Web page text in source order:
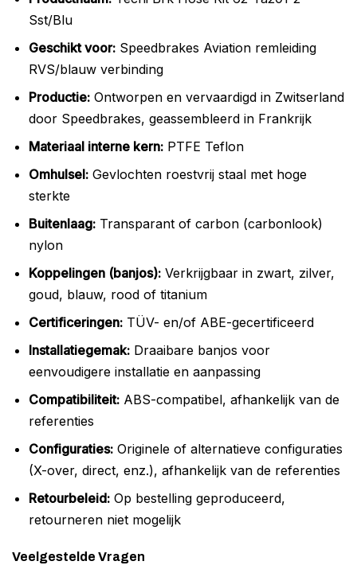
Sst/Blu
Geschikt voor:Speedbrakes Aviation remleiding
RVS/blauw verbinding
Productie:Ontworpen en vervaardigd in Zwitserland
door Speedbrakes, geassembleerd in Frankrijk
Materiaal interne kern:PTFE Teflon
Omhulsel:Gevlochten roestvrij staal met hoge
sterkte
Buitenlaag:Transparant of carbon (carbonlook)
nylon
Koppelingen (banjos):Verkrijgbaar in zwart, zilver,
goud, blauw, rood of titanium
Certificeringen:TÜV- en/of ABE-gecertificeerd
Installatiegemak:Draaibare banjos voor
eenvoudigere installatie en aanpassing
Compatibiliteit:ABS-compatibel, afhankelijk van de
referenties
Configuraties:Originele of alternatieve configuraties
(X-over, direct, enz.), afhankelijk van de referenties
Retourbeleid:Op bestelling geproduceerd,
retourneren niet mogelijk
Veelgestelde Vragen